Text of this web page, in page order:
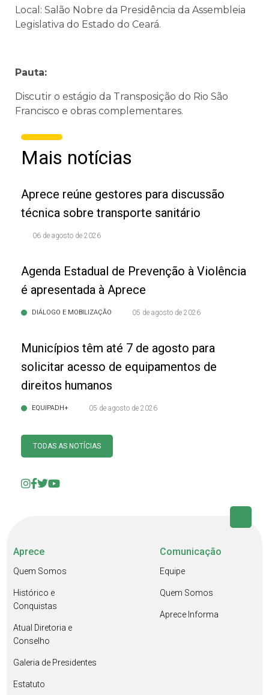
Local: Salão Nobre da Presidência da Assembleia
Legislativa do Estado do Ceará.
Pauta:
Discutir o estágio da Transposição do Rio São
Francisco e obras complementares.
Mais notícias
Aprece reúne gestores para discussão
técnica sobre transporte sanitário
06 de agosto de 2026
Agenda Estadual de Prevenção à Violência
é apresentada à Aprece
DIÁLOGO E MOBILIZAÇÃO 05 de agosto de 2026
Municípios têm até 7 de agosto para
solicitar acesso de equipamentos de
direitos humanos
EQUIPADH+ 05 de agosto de 2026
TODAS AS NOTÍCIAS
Aprece
Quem Somos
Histórico e
Conquistas
Atual Diretoria e
Conselho
Galeria de Presidentes
Estatuto
Comunicação
Equipe
Quem Somos
Aprece Informa